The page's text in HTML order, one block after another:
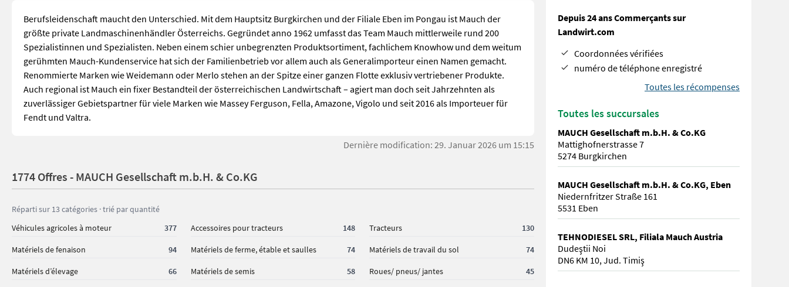
Berufsleidenschaft maucht den Unterschied. Mit dem Hauptsitz Burgkirchen und der Filiale Eben im Pongau ist Mauch der
größte private Landmaschinenhändler Österreichs. Gegründet anno 1962 umfasst das Team Mauch mittlerweile rund 200
Spezialistinnen und Spezialisten. Neben einem schier unbegrenzten Produktsortiment, fachlichem Knowhow und dem weitum
gerühmten Mauch-Kundenservice hat sich der Familienbetrieb vor allem auch als Generalimporteur einen Namen gemacht.
Renommierte Marken wie Weidemann oder Merlo stehen an der Spitze einer ganzen Flotte exklusiv vertriebener Produkte.
Auch regional ist Mauch ein fixer Bestandteil der österreichischen Landwirtschaft – agiert man doch seit Jahrzehnten als
zuverlässiger Gebietspartner für viele Marken wie Massey Ferguson, Fella, Amazone, Vigolo und seit 2016 als Importeuer für
Fendt und Valtra.
Dernière modification: 29. Januar 2026 um 15:15
1774 Offres - MAUCH Gesellschaft m.b.H. & Co.KG
Réparti sur 13 catégories · trié par quantité
Véhicules agricoles à moteur
377 Accessoires pour tracteurs 148 Tracteurs 130
Matériels de fenaison 94 Matériels de ferme, étable et saulles 74 Matériels de travail du sol 74
Matériels d’élevage 66 Matériels de semis 58 Roues/ pneus/ jantes 45
Depuis 24 ans Commerçants sur
Landwirt.com
Coordonnées vérifiées
numéro de téléphone enregistré
Toutes les récompenses
Toutes les succursales
MAUCH Gesellschaft m.b.H. & Co.KG
Mattighofnerstrasse 7
5274 Burgkirchen
MAUCH Gesellschaft m.b.H. & Co.KG, Eben
Niedernfritzer Straße 161
5531 Eben
TEHNODIESEL SRL, Filiala Mauch Austria
Dudeştii Noi
DN6 KM 10, Jud. Timiş